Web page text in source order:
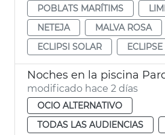
POBLATS MARÍTIMS
NETEJA
MALVA ROSA
ECLIPSI SOLAR
Noches en la piscina
modificado hace 2 días
OCIO ALTERNATIVO
TODAS LAS AUDIENCIAS